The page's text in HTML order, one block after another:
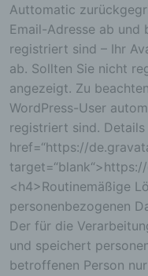
Auttomatic
Email-Adresse ab
registriert sind – Ihr
ab. Sollten Sie nicht
angezeigt. Zu
WordPress-User
registriert sind.
href=“https://
<h4>Routinemäßige
personenbezogenen
Der für die
und speichert
betroffenen Person
Zugangsdaten
Internetseite und
wird. Ein weiteres
Warenkorbes im
merkt sich die
virtuellen
Die betroffene
Cookies durch
mittels einer
genutzten
der Setzung von
widersprechen.
Cookies jederzeit
andere
ist in allen
Deaktiviert die